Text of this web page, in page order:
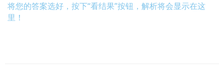
将您的答案选好，按下“看结果”按钮，解析将会显示在这
里！